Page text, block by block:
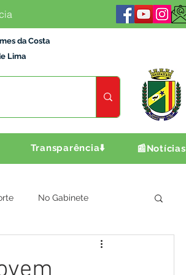
da Costa
Lima
Transparência⬇️ 📰Notícias
No Gabinete
Agricultura e Produção